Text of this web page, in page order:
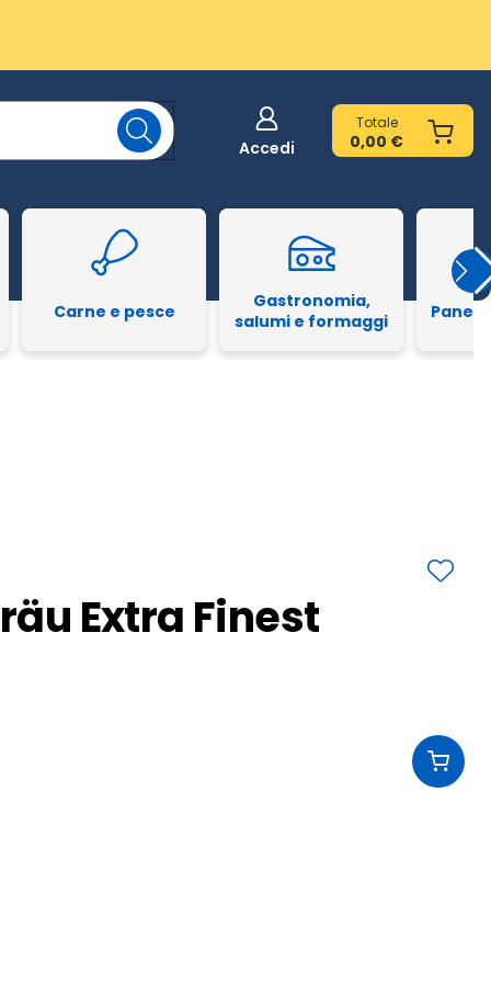
Accedi
Totale
0,00 €
Carne e pesce
Gastronomia,
salumi e formaggi
Pane
Extra Finest